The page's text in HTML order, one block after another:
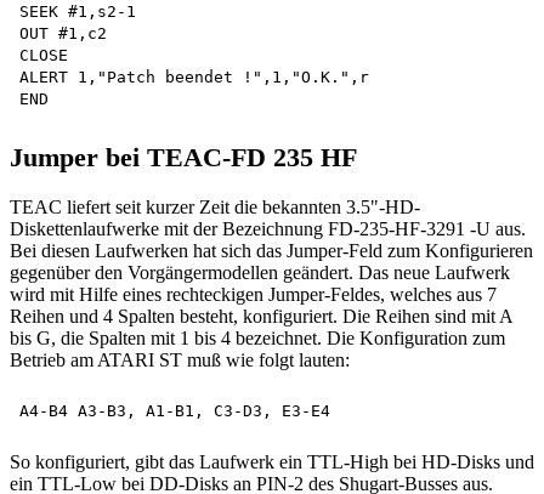
SEEK #1,s2-1
OUT #1,c2
CLOSE
ALERT 1,"Patch beendet !",1,"O.K.",r
Jumper bei TEAC-FD 235 HF
TEAC liefert seit kurzer Zeit die bekannten 3.5"-HD-
Diskettenlaufwerke mit der Bezeichnung FD-235-HF-3291 -U aus.
Bei diesen Laufwerken hat sich das Jumper-Feld zum Konfigurieren
gegenüber den Vorgängermodellen geändert. Das neue Laufwerk
wird mit Hilfe eines rechteckigen Jumper-Feldes, welches aus 7
Reihen und 4 Spalten besteht, konfiguriert. Die Reihen sind mit A
bis G, die Spalten mit 1 bis 4 bezeichnet. Die Konfiguration zum
Betrieb am ATARI ST muß wie folgt lauten:
So konfiguriert, gibt das Laufwerk ein TTL-High bei HD-Disks und
ein TTL-Low bei DD-Disks an PIN-2 des Shugart-Busses aus.